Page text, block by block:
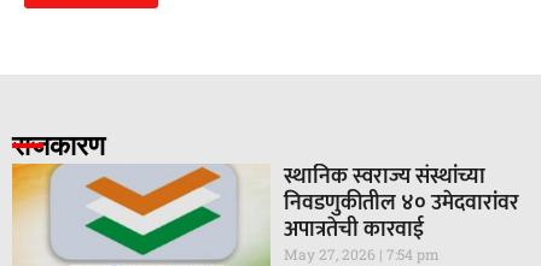
राजकारण
स्थानिक स्वराज्य संस्थांच्या
निवडणुकीतील ४० उमेदवारांवर
अपात्रतेची कारवाई
May 27, 2026 7:54 pm